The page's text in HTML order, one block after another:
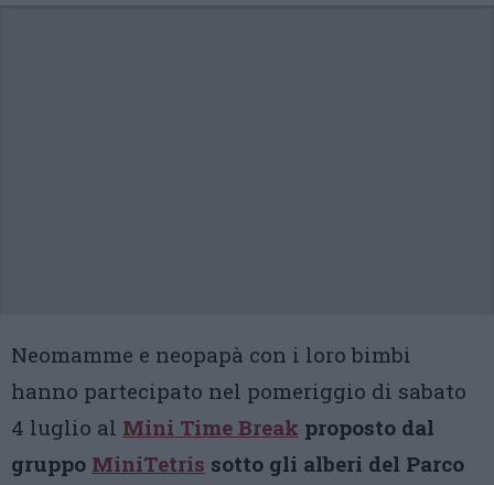
Neomamme e neopapà con i loro bimbi
hanno partecipato nel pomeriggio di sabato
4 luglio al Mini Time Break proposto dal
gruppo MiniTetris sotto gli alberi del Parco